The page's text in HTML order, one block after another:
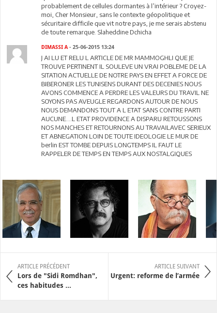
probablement de cellules dormantes à l’intérieur ? Croyez-
moi, Cher Monsieur, sans le contexte géopolitique et
sécuritaire difficile que vit notre pays, je me serais abstenu
de toute remarque. Slaheddine Dchicha
DIMASSI A - 25-06-2015 13:24
J AI LU ET RELU L ARTICLE DE MR MAMMOGHLI QUE JE
TROUVE PERTINENT IL SOULEVE UN VRAI POBLEME DE LA
SITATION ACTUELLE DE NOTRE PAYS EN EFFET A FORCE DE
BIBERONER LES TUNISENS DURANT DES DECENIES NOUS
AVONS COMMENCE A PERDRE LES VALEURS DU TRAVIL NE
SOYONS PAS AVEUGLE REGARDONS AUTOUR DE NOUS
NOUS DEMANDONS TOUT A L ETAT SANS CONTRE PARTI
AUCUNE....L ETAT PROVIDENCE A DISPARU RETOUSSONS
NOS MANCHES ET RETOURNONS AU TRAVAILAVEC SERIEUX
ET ABNEGATION LOIN DE TOUTE IDEOLOGIE LE MUR DE
berlin EST TOMBE DEPUIS LONGTEMPS IL FAUT LE
RAPPELER DE TEMPS EN TEMPS AUX NOSTALGIQUES
ARTICLE PRÉCÉDENT
Lors de "Sidi Romdhan",
ces habitudes ...
ARTICLE SUIVANT
Urgent: reforme de l’armée